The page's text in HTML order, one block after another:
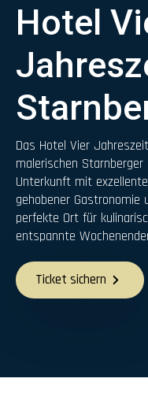
Hotel
Das Hotel Vier
malerischen
Unterkunft mit
gehobener
perfekte Ort für
entspannte
Ticket sichern